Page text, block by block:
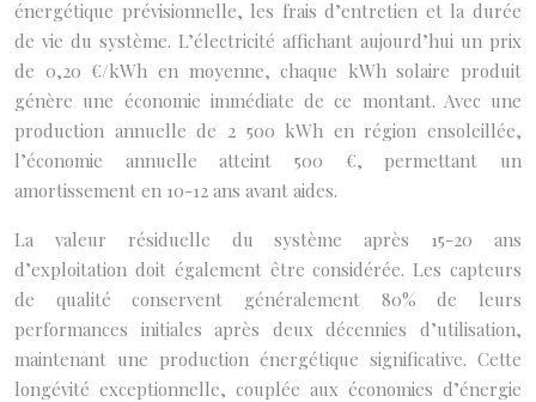
énergétique prévisionnelle, les frais d’entretien et la durée
de vie du système. L’électricité affichant aujourd’hui un prix
de 0,20 €/kWh en moyenne, chaque kWh solaire produit
génère une économie immédiate de ce montant. Avec une
production annuelle de 2 500 kWh en région ensoleillée,
l’économie annuelle atteint 500 €, permettant un
amortissement en 10-12 ans avant aides.
La valeur résiduelle du système après 15-20 ans
d’exploitation doit également être considérée. Les capteurs
de qualité conservent généralement 80% de leurs
performances initiales après deux décennies d’utilisation,
maintenant une production énergétique significative. Cette
longévité exceptionnelle, couplée aux économies d’énergie